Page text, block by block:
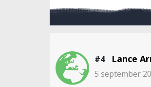
#4 Lance
5 september